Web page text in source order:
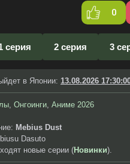
0
серия 2 серия 3
в Японии: 13.08.2026
, Онгоинги, Аниме 2026
Mebius Dust
Dasuto
новые серии (Новинки).